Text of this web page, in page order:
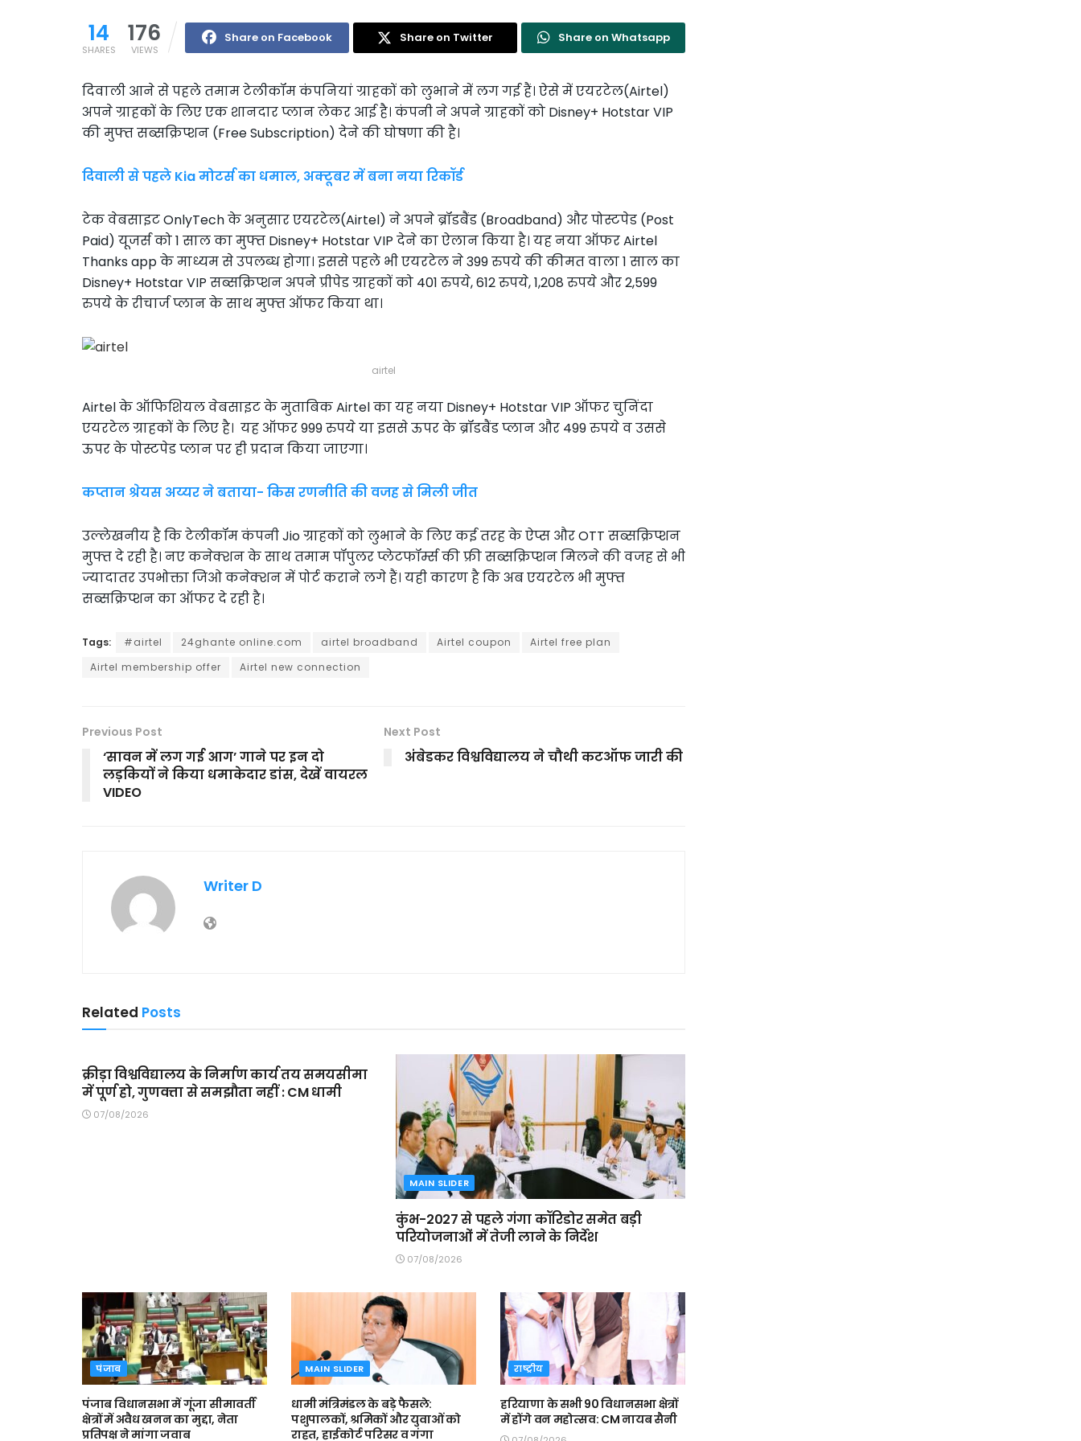
14
SHARES
176
VIEWS
Share on Facebook Share on Twitter Share on Whatsapp
दिवाली आने से पहले तमाम टेलीकॉम कंपनियां ग्राहकों को लुभाने में लग गई हैं। ऐसे में एयरटेल(Airtel)
अपने ग्राहकों के लिए एक शानदार प्लान लेकर आई है। कंपनी ने अपने ग्राहकों को Disney+ Hotstar VIP
की मुफ्त सब्सक्रिप्शन (Free Subscription) देने की घोषणा की है।
दिवाली से पहले Kia मोटर्स का धमाल, अक्टूबर में बना नया रिकॉर्ड
टेक वेबसाइट OnlyTech के अनुसार एयरटेल(Airtel) ने अपने ब्रॉडबैंड (Broadband) और पोस्टपेड (Post
Paid) यूजर्स को 1 साल का मुफ्त Disney+ Hotstar VIP देने का ऐलान किया है। यह नया ऑफर Airtel
Thanks app के माध्यम से उपलब्ध होगा। इससे पहले भी एयरटेल ने 399 रुपये की कीमत वाला 1 साल का
Disney+ Hotstar VIP सब्सक्रिप्शन अपने प्रीपेड ग्राहकों को 401 रुपये, 612 रुपये, 1,208 रुपये और 2,599
रुपये के रीचार्ज प्लान के साथ मुफ्त ऑफर किया था।
airtel
Airtel के ऑफिशियल वेबसाइट के मुताबिक Airtel का यह नया Disney+ Hotstar VIP ऑफर चुनिंदा
एयरटेल ग्राहकों के लिए है। यह ऑफर 999 रुपये या इससे ऊपर के ब्रॉडबैंड प्लान और 499 रुपये व उससे
ऊपर के पोस्टपेड प्लान पर ही प्रदान किया जाएगा।
कप्तान श्रेयस अय्यर ने बताया- किस रणनीति की वजह से मिली जीत
उल्लेखनीय है कि टेलीकॉम कंपनी Jio ग्राहकों को लुभाने के लिए कई तरह के ऐप्स और OTT सब्सक्रिप्शन
मुफ्त दे रही है। नए कनेक्शन के साथ तमाम पॉपुलर प्लेटफॉर्म्स की फ्री सब्सक्रिप्शन मिलने की वजह से भी
ज्यादातर उपभोक्ता जिओ कनेक्शन में पोर्ट कराने लगे हैं। यही कारण है कि अब एयरटेल भी मुफ्त
सब्सक्रिप्शन का ऑफर दे रही है।
Tags: #airtel 24ghante online.com airtel broadband Airtel coupon
Airtel free plan
Airtel membership offer
Airtel new connection
Previous Post
‘सावन में लग गई आग’ गाने पर इन दो
लड़कियों ने किया धमाकेदार डांस, देखें वायरल
VIDEO
Next Post
अंबेडकर विश्वविद्यालय ने चौथी कटऑफ जारी की
Writer D
Related Posts
क्रीड़ा विश्वविद्यालय के निर्माण कार्य तय समयसीमा
में पूर्ण हो, गुणवत्ता से समझौता नहीं : CM धामी
07/08/2026
MAIN SLIDER
कुंभ-2027 से पहले गंगा कॉरिडोर समेत बड़ी
परियोजनाओं में तेजी लाने के निर्देश
07/08/2026
पंजाब
पंजाब विधानसभा में गूंजा सीमावर्ती
क्षेत्रों में अवैध खनन का मुद्दा, नेता
प्रतिपक्ष ने मांगा जवाब
MAIN SLIDER
धामी मंत्रिमंडल के बड़े फैसले:
पशुपालकों, श्रमिकों और युवाओं को
राहत, हाईकोर्ट परिसर व गंगा
राष्ट्रीय
हरियाणा के सभी 90 विधानसभा क्षेत्रों
में होंगे वन महोत्सव: CM नायब सैनी